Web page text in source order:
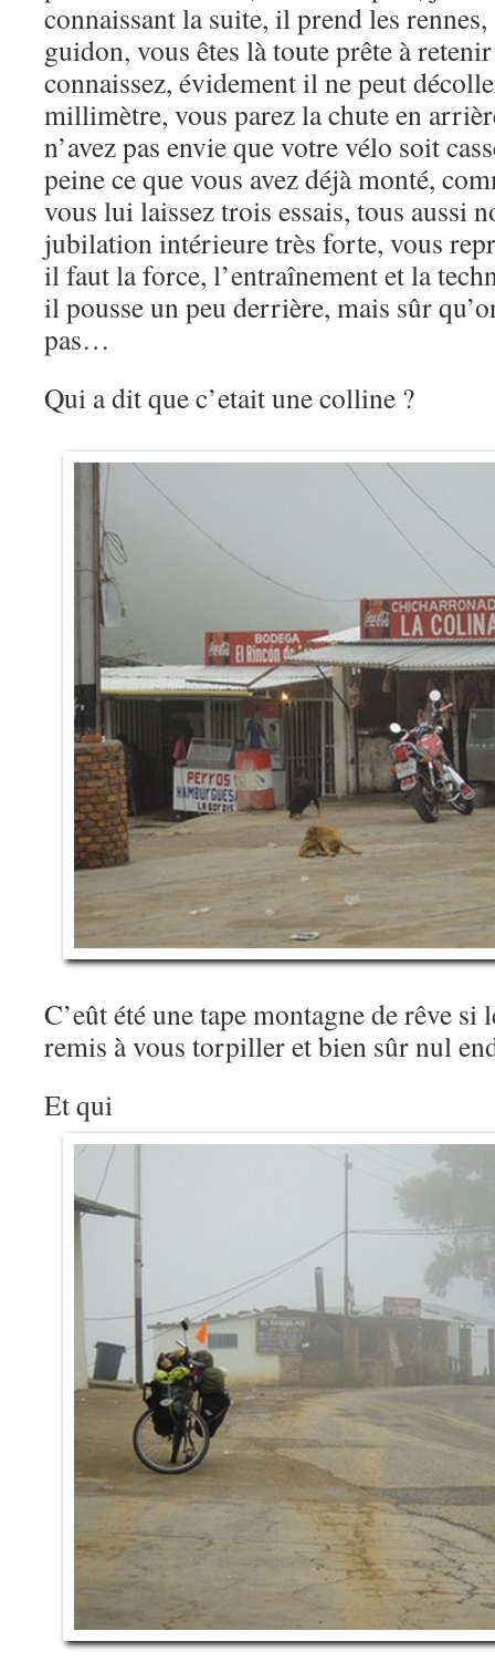
connaissant la suite, il prend les
guidon, vous êtes là toute prête à
connaissez, évidement il ne peut
millimètre, vous parez la chute en
n’avez pas envie que votre vélo soit
peine ce que vous avez déjà monté,
vous lui laissez trois essais, tous aussi
jubilation intérieure très forte, vous
il faut la force, l’entraînement et la
il pousse un peu derrière, mais sûr
pas…
Qui a dit que c’etait une colline ?
C’eût été une tape montagne de rêve si
remis à vous torpiller et bien sûr nul
Et qui